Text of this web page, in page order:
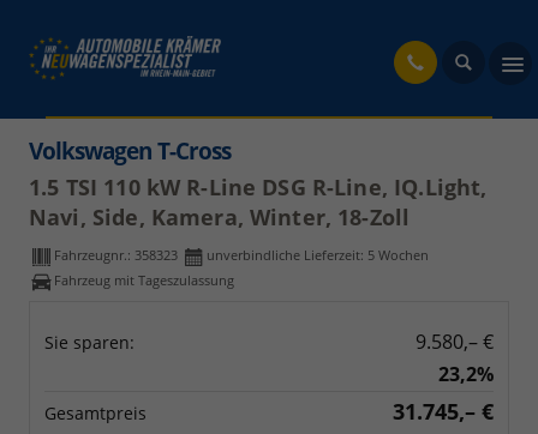
Volkswagen T-Cross
1.5 TSI 110 kW R-Line DSG R-Line, IQ.Light,
Navi, Side, Kamera, Winter, 18-Zoll
Fahrzeugnr.: 358323 unverbindliche Lieferzeit: 5 Wochen
Fahrzeug mit Tageszulassung
Sie sparen:
9.580,– €
23,2%
Gesamtpreis 31.745,– €